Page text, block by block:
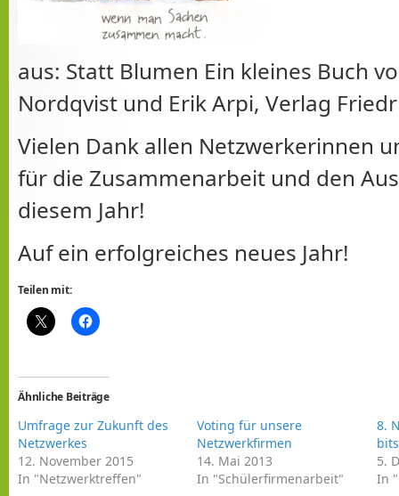
aus: Statt Blumen Ein kleines Buch
Nordqvist und Erik Arpi, Verlag
Vielen Dank allen Netzwerkerinnen
für die Zusammenarbeit und den
diesem Jahr!
Auf ein erfolgreiches neues Jahr!
Teilen mit:
Ähnliche Beiträge
Umfrage zur Zukunft des
Netzwerkes
12. November 2015
In "Netzwerktreffen"
Voting für unsere
Netzwerkfirmen
14. Mai 2013
In "Schülerfirmenarbeit"
8.
5.
In